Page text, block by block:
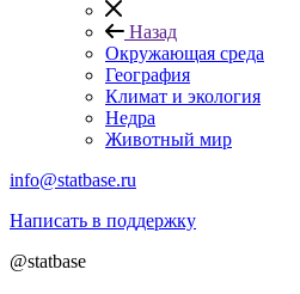
Назад
Окружающая среда
География
Климат и экология
Недра
Животный мир
info@statbase.ru
Написать в поддержку
@statbase